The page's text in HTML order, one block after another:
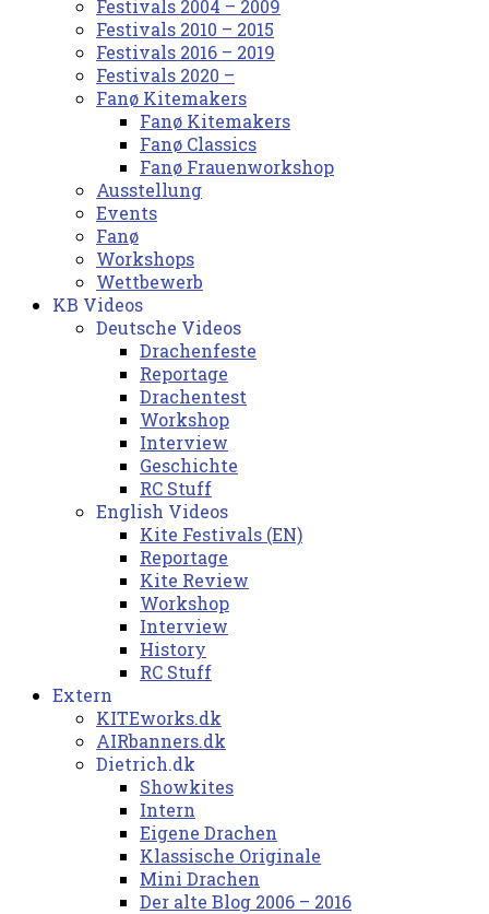
Festivals 2004 – 2009
Festivals 2010 – 2015
Festivals 2016 – 2019
Festivals 2020 –
Fanø Kitemakers
Fanø Kitemakers
Fanø Classics
Fanø Frauenworkshop
Ausstellung
Events
Fanø
Workshops
Wettbewerb
KB Videos
Deutsche Videos
Drachenfeste
Reportage
Drachentest
Workshop
Interview
Geschichte
RC Stuff
English Videos
Kite Festivals (EN)
Reportage
Kite Review
Workshop
Interview
History
RC Stuff
Extern
KITEworks.dk
AIRbanners.dk
Dietrich.dk
Showkites
Intern
Eigene Drachen
Klassische Originale
Mini Drachen
Der alte Blog 2006 – 2016